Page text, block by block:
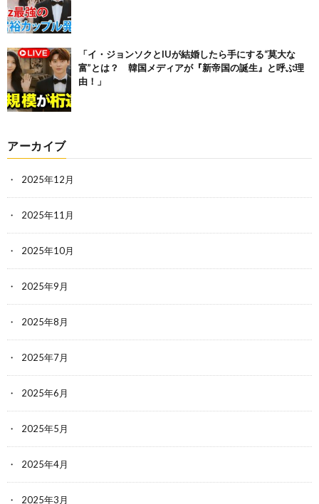
「イ・ジョンソクとIUが結婚したら手にする“莫大な
富”とは？ 韓国メディアが『新帝国の誕生』と呼ぶ理
由！」
アーカイブ
2025年12月
2025年11月
2025年10月
2025年9月
2025年8月
2025年7月
2025年6月
2025年5月
2025年4月
2025年3月